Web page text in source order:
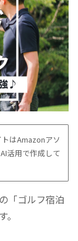
はAmazonアソ
活用で作成して
「ゴルフ宿泊